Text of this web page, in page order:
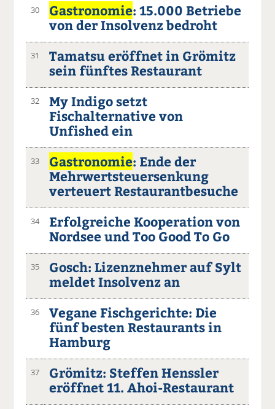
30 Gastronomie: 15.000 Betriebe
von der Insolvenz bedroht
31
Tamatsu eröffnet in Grömitz
sein fünftes Restaurant
32
My Indigo setzt
Fischalternative von
Unfished ein
33 Gastronomie: Ende der
Mehrwertsteuersenkung
verteuert Restaurantbesuche
34
Erfolgreiche Kooperation von
Nordsee und Too Good To Go
35
Gosch: Lizenznehmer auf Sylt
meldet Insolvenz an
36
Vegane Fischgerichte: Die
fünf besten Restaurants in
Hamburg
37
Grömitz: Steffen Henssler
eröffnet 11. Ahoi-Restaurant